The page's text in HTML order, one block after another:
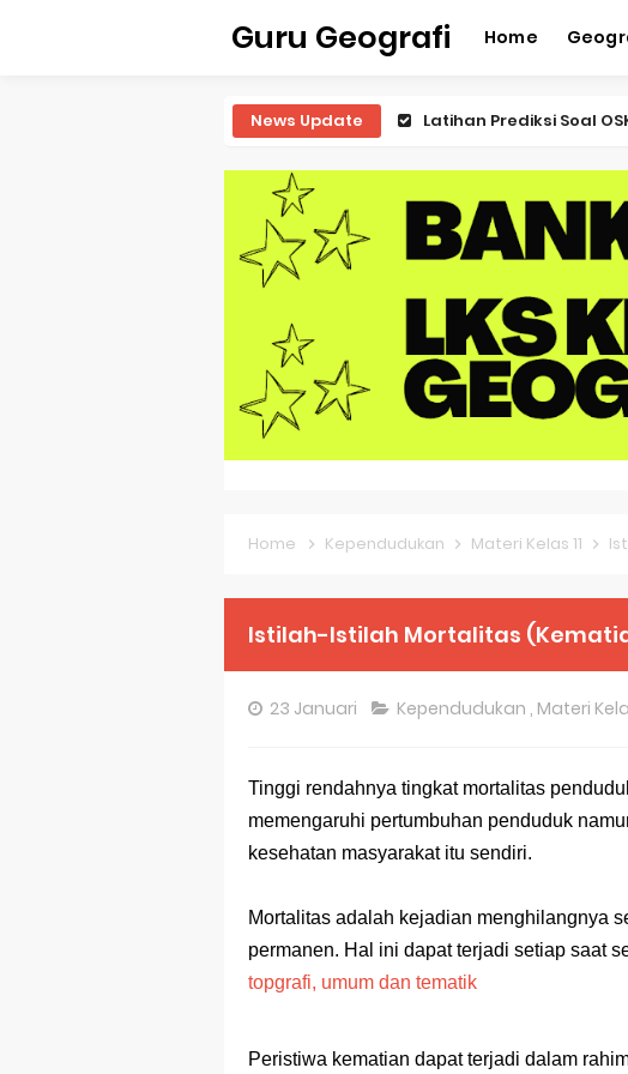
Guru Geografi Home
News Update Latihan Prediksi Soal
Latihan Prediksi Soal
Latihan Prediksi Soal
Pembahasan Soal
Pembahasan Soal
Pembahasan Soal
Pembahasan Soal
Pembahasan Soal
Pembahasan Soal OSN-
Pembahasan Soal
Pembahasan Soal
Bocoran 150 Bank Soal
Gratis, Pre Test Online
50 Latihan Prediksi Soal
Home Kependudukan Materi Kelas 11
Istilah-Istilah Mortalitas
23 Januari Kependudukan , Materi
Tinggi rendahnya tingkat mortalitas
memengaruhi pertumbuhan penduduk
kesehatan masyarakat itu sendiri.
Mortalitas adalah kejadian menghilangnya
permanen. Hal ini dapat terjadi setiap saat
topgrafi, umum dan tematik
Peristiwa kematian dapat terjadi dalam